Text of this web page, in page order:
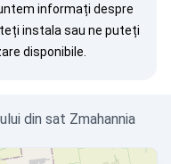
informați despre
instala sau ne puteți
disponibile.
din sat Zmahannia